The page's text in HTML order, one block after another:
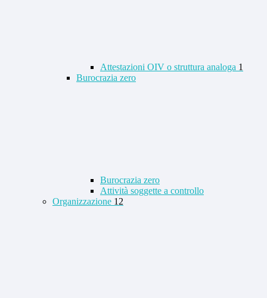
Attestazioni OIV o struttura analoga 1
Burocrazia zero
Burocrazia zero
Attività soggette a controllo
Organizzazione 12